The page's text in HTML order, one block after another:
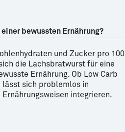
einer bewussten Ernährung?
und Zucker pro 100
die Lachsbratwurst für eine
Ernährung. Ob Low Carb
lässt sich problemlos in
integrieren.